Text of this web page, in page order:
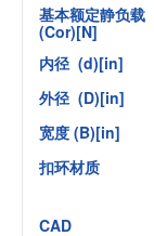
基本额定静负载
(Cor)[N]
内径 (d)[in]
外径 (D)[in]
宽度 (B)[in]
扣环材质
CAD